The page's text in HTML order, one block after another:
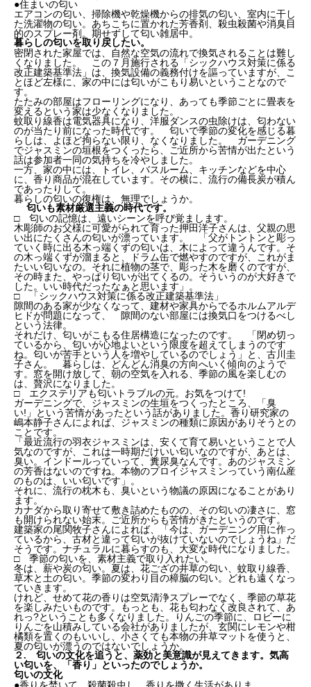
●住まいの匂い
エアコンの匂い、掃除機や乾燥機からの排気の匂い、室内に干し
た洗濯物の匂い。あちこちに置かれた芳香剤、殺虫殺菌や消臭目
的のスプレー剤。期せずして匂い雑居中。
暮らしの匂いを取り戻したい。
密閉された家屋では、自然な空気の流れで換気されることは難し
くなりました。 この７月施行される「シックハウス対策に係る
改正建築基準法」は、換気設備の義務付けを謳っていますが、こ
とほど左様に、家の中には匂いがこもり易いということなので
す。
たたみの部屋はフローリングになり、あっても季節ごとに畳表を
変えるという家は少なくなりました。
蚊取り線香は電気器具になり、洋服ダンスの虫除けは、匂わない
のが当たり前になった時代です。 匂いで季節の変化を感じる暮
らしは、よほど拘らない限り、なくなりました。 ガーデニング
でジャスミンの垣根をつくったら、ご近所から苦情が出たという
話は参加者一同の気持ちを冷やしました。
一方、家の中には、トイレ、バスルーム、キッチンなどを中心
に、香り商品が混在しています。その横に、流行の備長炭が積ん
であったりして。
暮らしの匂いの復権は、無理でしょうか。
匂いも素材厳選主義の時代です。
□ 匂いの記憶は、遠いシーンを呼び覚まします。
木彫師のお父様に可愛がられて育った押田洋子さんは、父親の思
い出にたくさんの匂いが漂っています。 「父がトントンと彫っ
ていく時に出る木っ端くずの匂いは、木によって違うんです。そ
の木っ端くずが溜まると、ドラム缶で燃やすのですが、これがま
たいい匂いなの。それに植物の茎で、彫った木を磨くのですが、
その時また、やっぱり匂いが出てくるの。そういうのが大好きで
した。いい時代だったなぁと思います」。
□ 「シックハウス対策に係る改正建築基準法」
隙間のある家が少なくなって、建材や家具からでるホルムアルデ
ヒドが問題になって、 隙間のない部屋には換気口をつけるべし
という法律。
それだけ、匂いがこもる住居構造になったのです。 「閉め切っ
ているから、匂いが心地よいという限度を超えてしまうのです
ね。匂いが苦手という人を増やしているのでしょう」と、古川圭
子さん。 暮らしは、どんどん消臭の方向へいく傾向のようで
す。窓を開け放して、朝の空気を入れる、季節の風を楽しむの
は、贅沢になりました。
□ エクステリアも匂いトラブルの元。お気をつけて!
ガーデニングで、ジャスミンの生垣をつくったところ、「臭
い!」という苦情があったという話がありました。香り研究家の
嶋本静子さんによれば、ジャスミンの種類に原因がありそうとの
ことです。
「最近流行の羽衣ジャスミンは、安くて育て易いということで人
気なのですが、これは一時期だけいい匂いなのですが、あとは、
臭い。インドールっていって、糞尿臭なんです。あのジャスミン
の芳香はないのですね。本物のプロイジャスミンっていう南仏産
のものは、いい匂いです」。
それに、流行の枕木も、臭いという物議の原因になることがあり
ます。
カナダから取り寄せて敷き詰めたものの、その匂いの凄さに、窓
も開けられない始末。ご近所からも苦情がきたというのです。
建築家の尾関牧子さんによれば、「今は、ガーデニング用に作っ
ているから、古材と違って匂いが抜けていないのでしょうね」だ
そうです。ナチュラルに暮らすのも、大変な時代になりました。
□ 季節の匂いを、素材主義で取り入れたい。
冬は、薪や炭の匂い。夏は、花ござの井草の匂い、蚊取り線香、
草木と土の匂い。季節の変わり目の樟脳の匂い。どれも遠くなっ
ていきます。
けれど、せめて花の香りは空気清浄スプレーでなく、季節の草花
を楽しみたいものです。もっとも、花も匂わなく改良されて、あ
れっ?ということも多くなりました。りんごの季節に、ロビーに
りんごを山積みしている会社がありましたが、玄関にレモンや柑
橘類を置くのもいいし、小さくても本物の井草マットを使うと、
夏の匂いが漂うのではないでしょうか。
２. 匂いの文化を追うと、薬効と美意識が見えてきます。気高
い匂いを、「香り」といったのでしょうか。
匂いの文化